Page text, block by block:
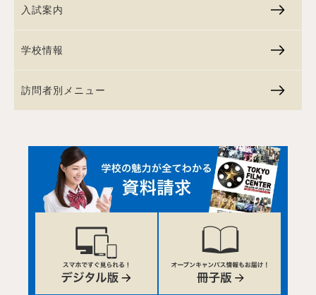
入試案内
学校情報
訪問者別メニュー